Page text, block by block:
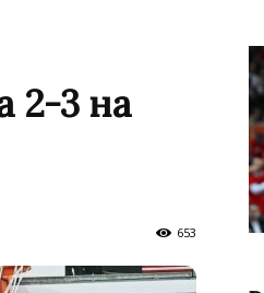
2-3 на
653